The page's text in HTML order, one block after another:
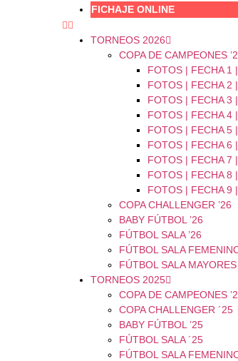
FICHAJE ONLINE
TORNEOS 2026
COPA DE CAMPEONES
FOTOS | FECHA 1
FOTOS | FECHA 2
FOTOS | FECHA 3
FOTOS | FECHA 4
FOTOS | FECHA 5
FOTOS | FECHA 6
FOTOS | FECHA 7
FOTOS | FECHA 8
FOTOS | FECHA 9
COPA CHALLENGER ’26
BABY FÚTBOL ’26
FÚTBOL SALA ’26
FÚTBOL SALA
FÚTBOL SALA MAYORES
TORNEOS 2025
COPA DE CAMPEONES
COPA CHALLENGER ´25
BABY FÚTBOL ’25
FÚTBOL SALA ´25
FÚTBOL SALA